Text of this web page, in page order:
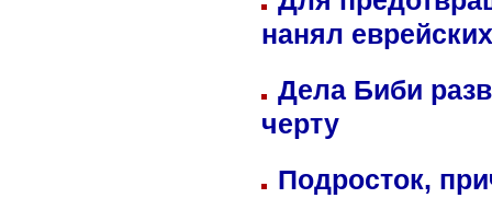
нанял
Дела Биби
черту
Подросток,